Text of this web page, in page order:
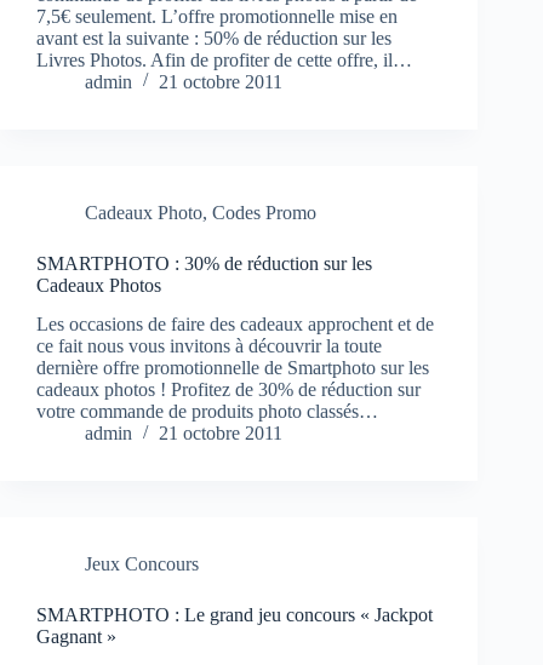
7,5€ seulement. L’offre promotionnelle mise en
avant est la suivante : 50% de réduction sur les
Livres Photos. Afin de profiter de cette offre, il…
admin
21 octobre 2011
Cadeaux Photo, Codes Promo
SMARTPHOTO : 30% de réduction sur les
Cadeaux Photos
Les occasions de faire des cadeaux approchent et de
ce fait nous vous invitons à découvrir la toute
dernière offre promotionnelle de Smartphoto sur les
cadeaux photos ! Profitez de 30% de réduction sur
votre commande de produits photo classés…
admin
21 octobre 2011
Jeux Concours
SMARTPHOTO : Le grand jeu concours « Jackpot
Gagnant »